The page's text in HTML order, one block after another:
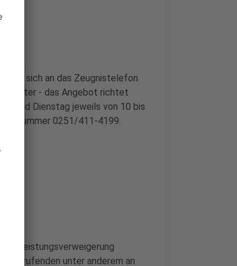
kann sich an das Zeugnistelefon
weiter - das Angebot richtet
und Dienstag jeweils von 10 bis
Nummer 0251/411-4199.
Leistungsverweigerung
Anrufenden unter anderem an